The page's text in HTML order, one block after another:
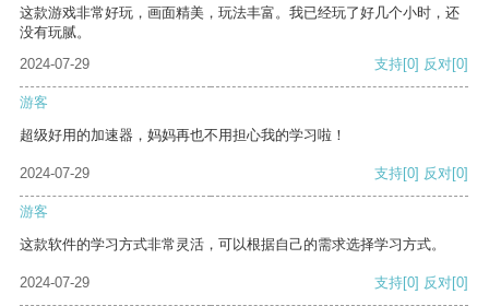
这款游戏非常好玩，画面精美，玩法丰富。我已经玩了好几个小时，还
没有玩腻。
2024-07-29
支持[0] 反对[0]
游客
超级好用的加速器，妈妈再也不用担心我的学习啦！
2024-07-29 支持[0] 反对[0]
游客
这款软件的学习方式非常灵活，可以根据自己的需求选择学习方式。
2024-07-29 支持[0] 反对[0]